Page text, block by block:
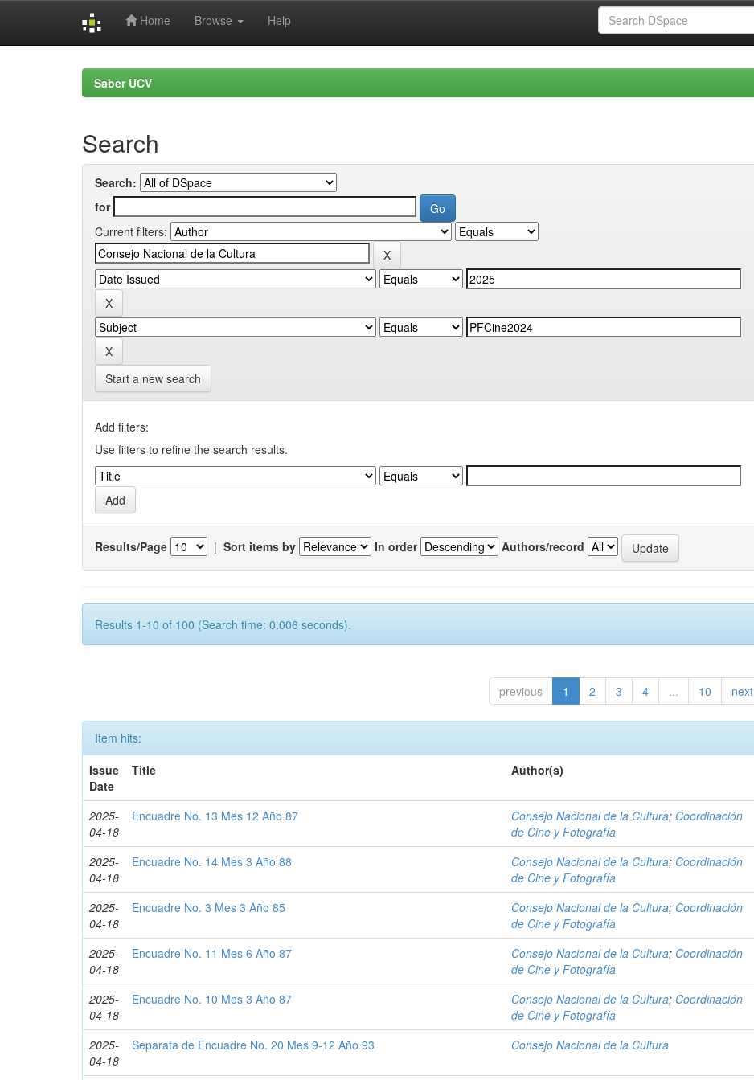
Home Browse Help
Saber UCV
Search
Search:
for
Current filters:
Start a new search
Add filters:
Use filters to refine the search results.
Results/Page | Sort items by In order Authors/record
Results 1-10 of 100 (Search time: 0.006 seconds).
previous 1 2 3 4 ... 10 next
Item hits:
Issue
Date
Title Author(s)
2025-
04-18
Encuadre No. 13 Mes 12 Año 87 Consejo Nacional de la Cultura; Coordinación
de Cine y Fotografía
2025-
04-18
Encuadre No. 14 Mes 3 Año 88 Consejo Nacional de la Cultura; Coordinación
de Cine y Fotografía
2025-
04-18
Encuadre No. 3 Mes 3 Año 85 Consejo Nacional de la Cultura; Coordinación
de Cine y Fotografía
2025-
04-18
Encuadre No. 11 Mes 6 Año 87 Consejo Nacional de la Cultura; Coordinación
de Cine y Fotografía
2025-
04-18
Encuadre No. 10 Mes 3 Año 87 Consejo Nacional de la Cultura; Coordinación
de Cine y Fotografía
2025-
04-18
Separata de Encuadre No. 20 Mes 9-12 Año 93 Consejo Nacional de la Cultura